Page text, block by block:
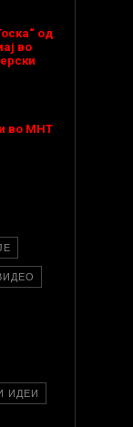
од
во
во МНТ
ИДЕИ